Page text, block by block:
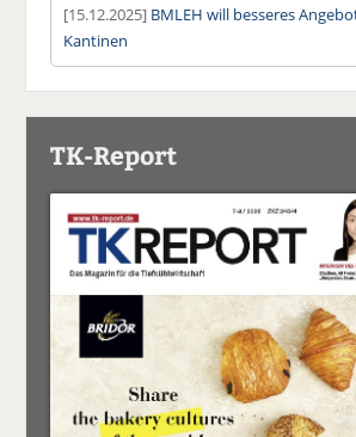
[15.12.2025] BMLEH will besseres
Kantinen
TK-Report